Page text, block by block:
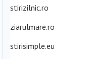
stirizilnic.ro
ziarulmare.ro
stirisimple.eu